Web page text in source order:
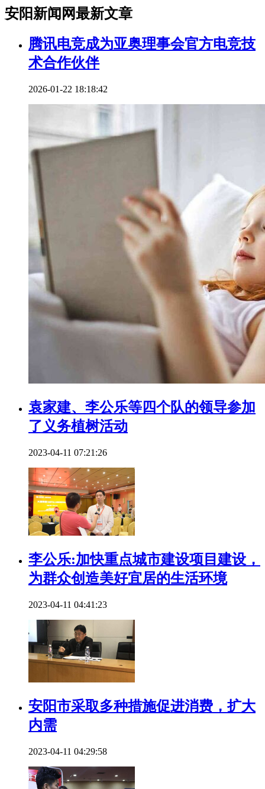
安阳新闻网最新文章
腾讯电竞成为亚奥理事会官方电竞技
术合作伙伴
2026-01-22 18:18:42
袁家建、李公乐等四个队的领导参加
了义务植树活动
2023-04-11 07:21:26
李公乐:加快重点城市建设项目建设，
为群众创造美好宜居的生活环境
2023-04-11 04:41:23
安阳市采取多种措施促进消费，扩大
内需
2023-04-11 04:29:58